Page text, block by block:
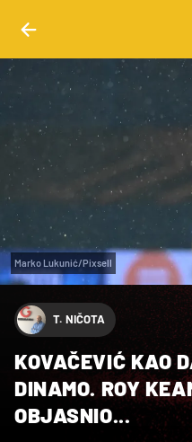
Marko Lukunić/Pixsell
T. NIČOTA
KOVAČEVIĆ KAO
DINAMO. ROY
OBJASNIO...